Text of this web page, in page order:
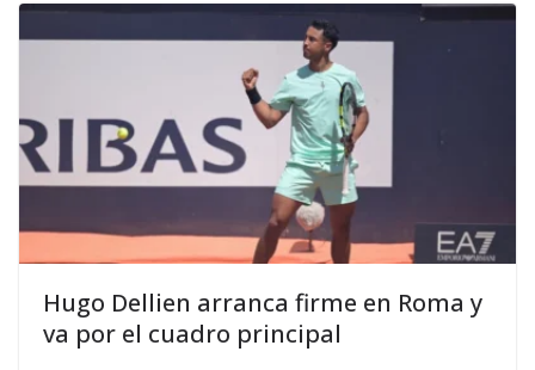
Hugo Dellien arranca firme en Roma y
va por el cuadro principal